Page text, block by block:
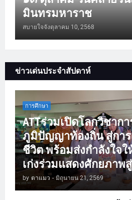
มินทรมหาราช
สบายใจจังตุลาคม 10, 2568
ข่าวเด่นประจำสัปดาห์
การศึกษา
ATTร่วมเปิดโลกวิชาก
ภูมิปัญญาท้องถิ่น สู่การ
ชีวิต พร้อมส่งกำลังใจ
เก่งร่วมแสดงศักยภาพ
by ตาแมว - มิถุนายน 21, 2569